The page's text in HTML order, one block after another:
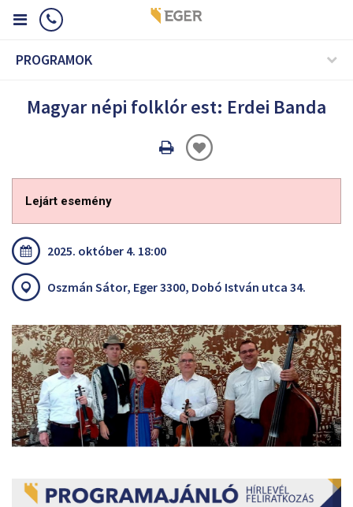
PROGRAMOK
Magyar népi folklór est: Erdei Banda
Oldal
Lejárt esemény
2025. október 4. 18:00
Oszmán Sátor, Eger 3300, Dobó István utca 34.